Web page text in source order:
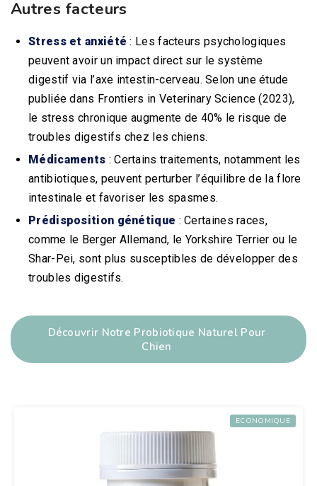
Autres facteurs
Stress et anxiété : Les facteurs psychologiques
peuvent avoir un impact direct sur le système
digestif via l’axe intestin-cerveau. Selon une étude
publiée dans Frontiers in Veterinary Science (2023),
le stress chronique augmente de 40% le risque de
troubles digestifs chez les chiens.
Médicaments : Certains traitements, notamment les
antibiotiques, peuvent perturber l’équilibre de la flore
intestinale et favoriser les spasmes.
Prédisposition génétique : Certaines races,
comme le Berger Allemand, le Yorkshire Terrier ou le
Shar-Pei, sont plus susceptibles de développer des
troubles digestifs.
Découvrir Notre Probiotique Naturel Pour
Chien
ECONOMIQUE